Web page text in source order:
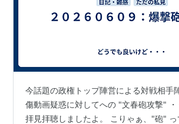
今話題の政権トップ陣営による対戦相手
傷動画疑惑に対してへの "文春砲攻撃" ・
拝見拝聴しましたよ。 こりゃぁ、"砲"